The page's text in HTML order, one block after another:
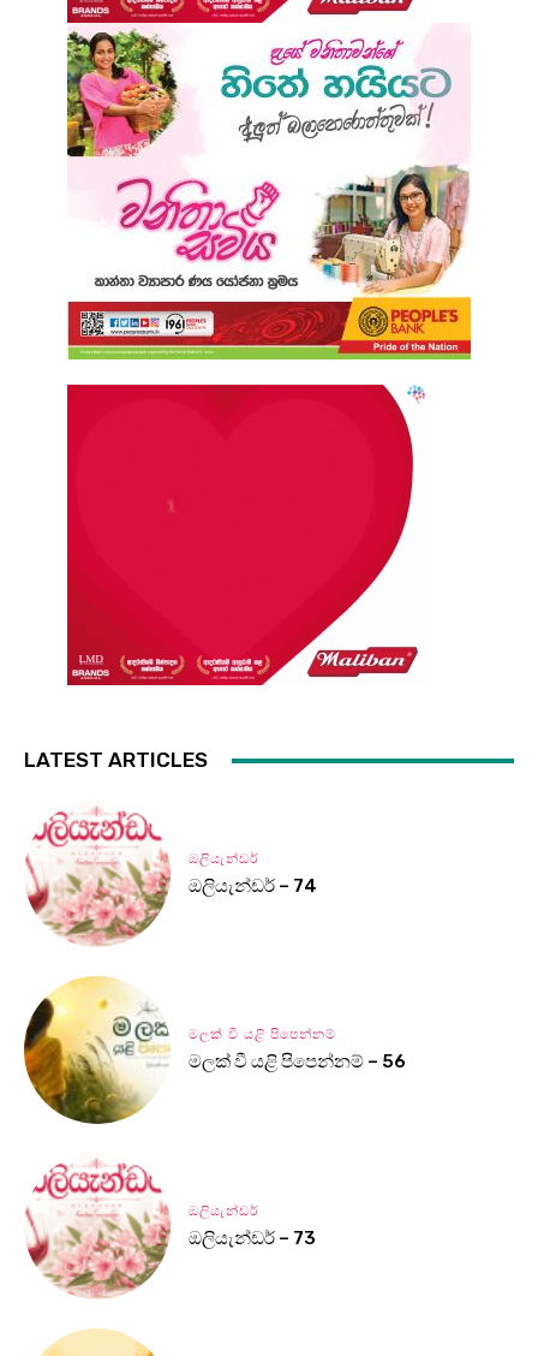
LATEST ARTICLES
ඔලියැන්ඩර්
ඔලියැන්ඩර් – 74
මලක් වී යළි පිපෙන්නම්
මලක් වී යළි පිපෙන්නම් – 56
ඔලියැන්ඩර්
ඔලියැන්ඩර් – 73